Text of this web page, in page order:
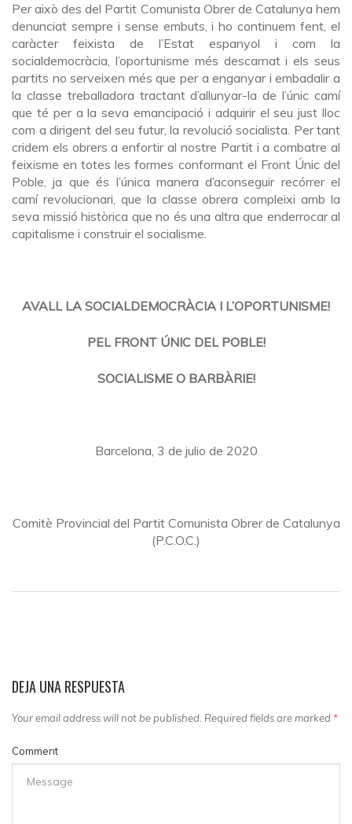
Per això des del Partit Comunista Obrer de Catalunya hem
denunciat sempre i sense embuts, i ho continuem fent, el
caràcter feixista de l’Estat espanyol i com la
socialdemocràcia, l’oportunisme més descarnat i els seus
partits no serveixen més que per a enganyar i embadalir a
la classe treballadora tractant d’allunyar-la de l’únic camí
que té per a la seva emancipació i adquirir el seu just lloc
com a dirigent del seu futur, la revolució socialista. Per tant
cridem els obrers a enfortir al nostre Partit i a combatre al
feixisme en totes les formes conformant el Front Únic del
Poble, ja que és l’única manera d’aconseguir recórrer el
camí revolucionari, que la classe obrera compleixi amb la
seva missió històrica que no és una altra que enderrocar al
capitalisme i construir el socialisme.
AVALL LA SOCIALDEMOCRÀCIA I L’OPORTUNISME!
PEL FRONT ÚNIC DEL POBLE!
SOCIALISME O BARBÀRIE!
Barcelona, 3 de julio de 2020
Comitè Provincial del Partit Comunista Obrer de Catalunya
(P.C.O.C.)
DEJA UNA RESPUESTA
Your email address will not be published. Required fields are marked *
Comment